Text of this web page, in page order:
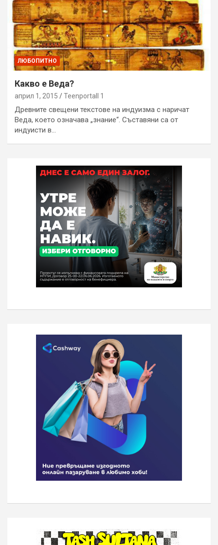
ЛЮБОПИТНО
Какво е Веда?
април 1, 2015 Teenportall 1
Древните свещени текстове на индуизма с наричат
Веда, което означава „знание“. Съставяни са от
индуисти в…